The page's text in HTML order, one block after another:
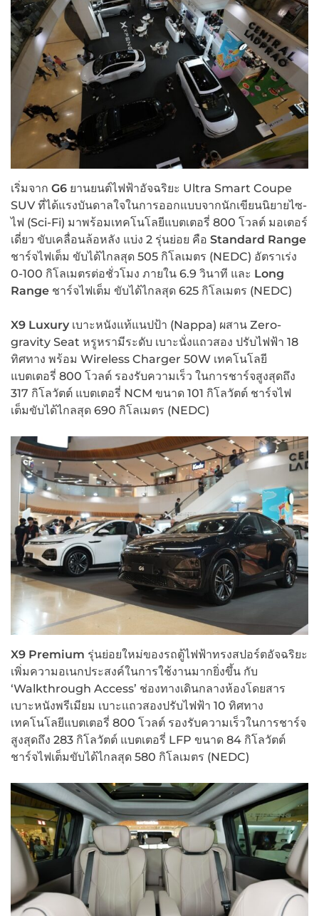
เริ่มจาก G6 ยานยนต์ไฟฟ้าอัจฉริยะ Ultra Smart Coupe
SUV ที่ได้แรงบันดาลใจในการออกแบบจากนักเขียนนิยายไซ-
ไฟ (Sci-Fi) มาพร้อมเทคโนโลยีแบตเตอรี่ 800 โวลต์ มอเตอร์
เดี่ยว ขับเคลื่อนล้อหลัง แบ่ง 2 รุ่นย่อย คือ Standard Range
ชาร์จไฟเต็ม ขับได้ไกลสุด 505 กิโลเมตร (NEDC) อัตราเร่ง
0-100 กิโลเมตรต่อชั่วโมง ภายใน 6.9 วินาที และ Long
Range ชาร์จไฟเต็ม ขับได้ไกลสุด 625 กิโลเมตร (NEDC)
X9 Luxury เบาะหนังแท้แนปป้า (Nappa) ผสาน Zero-
gravity Seat หรูหรามีระดับ เบาะนั่งแถวสอง ปรับไฟฟ้า 18
ทิศทาง พร้อม Wireless Charger 50W เทคโนโลยี
แบตเตอรี่ 800 โวลต์ รองรับความเร็ว ในการชาร์จสูงสุดถึง
317 กิโลวัตต์ แบตเตอรี่ NCM ขนาด 101 กิโลวัตต์ ชาร์จไฟ
เต็มขับได้ไกลสุด 690 กิโลเมตร (NEDC)
X9 Premium รุ่นย่อยใหม่ของรถตู้ไฟฟ้าทรงสปอร์ตอัจฉริยะ
เพิ่มความอเนกประสงค์ในการใช้งานมากยิ่งขึ้น กับ
‘Walkthrough Access’ ช่องทางเดินกลางห้องโดยสาร
เบาะหนังพรีเมียม เบาะแถวสองปรับไฟฟ้า 10 ทิศทาง
เทคโนโลยีแบตเตอรี่ 800 โวลต์ รองรับความเร็วในการชาร์จ
สูงสุดถึง 283 กิโลวัตต์ แบตเตอรี่ LFP ขนาด 84 กิโลวัตต์
ชาร์จไฟเต็มขับได้ไกลสุด 580 กิโลเมตร (NEDC)